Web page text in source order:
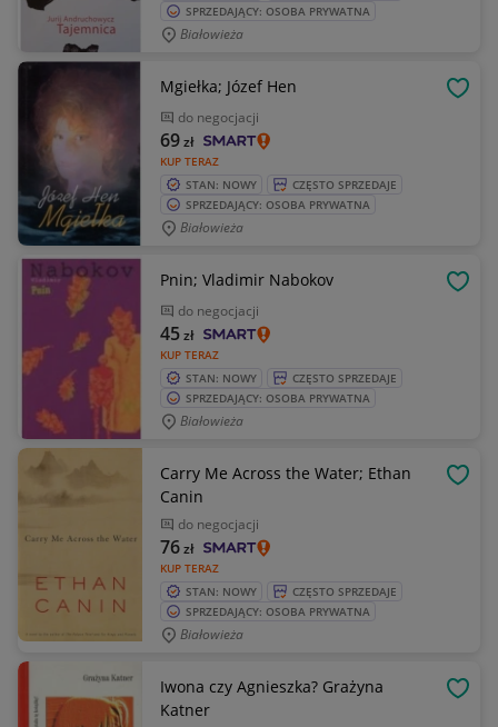
SPRZEDAJĄCY: OSOBA PRYWATNA
Białowieża
Mgiełka; Józef Hen
do negocjacji
KUP TERAZ
69zł
STAN: NOWY
CZĘSTO SPRZEDAJE
SPRZEDAJĄCY: OSOBA PRYWATNA
Białowieża
Pnin; Vladimir Nabokov
do negocjacji
KUP TERAZ
45zł
STAN: NOWY
CZĘSTO SPRZEDAJE
SPRZEDAJĄCY: OSOBA PRYWATNA
Białowieża
Carry Me Across the Water; Ethan
Canin
do negocjacji
KUP TERAZ
76zł
STAN: NOWY
CZĘSTO SPRZEDAJE
SPRZEDAJĄCY: OSOBA PRYWATNA
Białowieża
Iwona czy Agnieszka? Grażyna
Katner